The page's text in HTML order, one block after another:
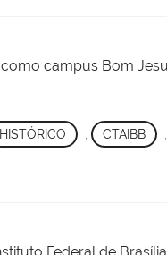
campus Bom
HISTÓRICO CTAIBB